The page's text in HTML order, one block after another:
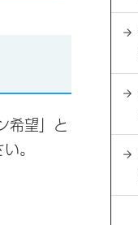
希望」と
。